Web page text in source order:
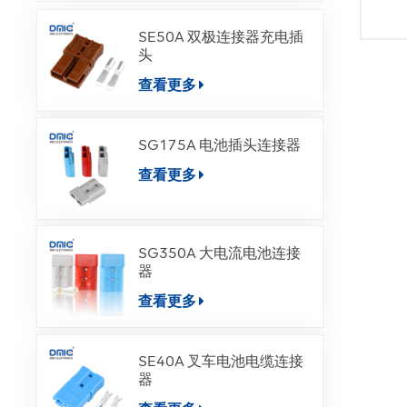
SE50A 双极连接器充电插
头
查看更多
SG175A 电池插头连接器
查看更多
SG350A 大电流电池连接
器
查看更多
SE40A 叉车电池电缆连接
器